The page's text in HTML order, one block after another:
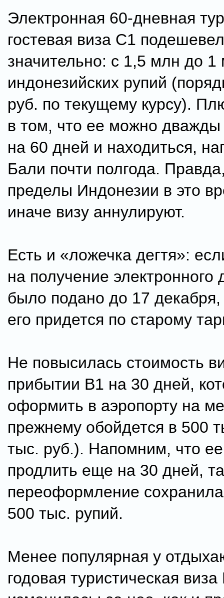
Электронная 60-дневная
гостевая виза С1
значительно: с 1,5 млн до 1
индонезийских рупий
руб. по текущему курсу).
в том, что ее можно дважды
на 60 дней и находиться,
Бали почти полгода.
пределы Индонезии в это
иначе визу аннулируют.
Есть и «ложечка дегтя»:
на получение электронного
было подано до 17 декабря,
его придется по старому
Не повысилась стоимость
прибытии B1 на 30 дней,
оформить в аэропорту на
прежнему обойдется в 500
тыс. руб.). Напомним, что
продлить еще на 30 дней,
переоформление
500 тыс. рупий.
Менее популярная у
годовая туристическая